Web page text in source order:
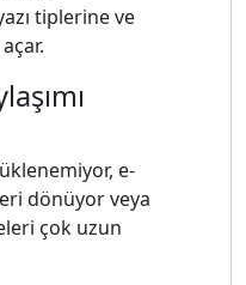
tiplerine ve
e-
dönüyor veya
çok uzun